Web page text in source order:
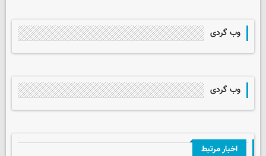
وب گردی
وب گردی
اخبار مرتبط